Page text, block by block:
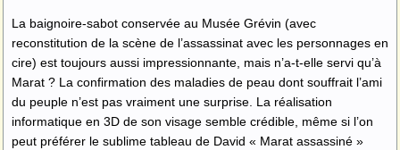
La baignoire-sabot conservée au Musée Grévin (avec
reconstitution de la scène de l’assassinat avec les personnages en
cire) est toujours aussi impressionnante, mais n’a-t-elle servi qu’à
Marat ? La confirmation des maladies de peau dont souffrait l’ami
du peuple n’est pas vraiment une surprise. La réalisation
informatique en 3D de son visage semble crédible, même si l’on
peut préférer le sublime tableau de David « Marat assassiné »